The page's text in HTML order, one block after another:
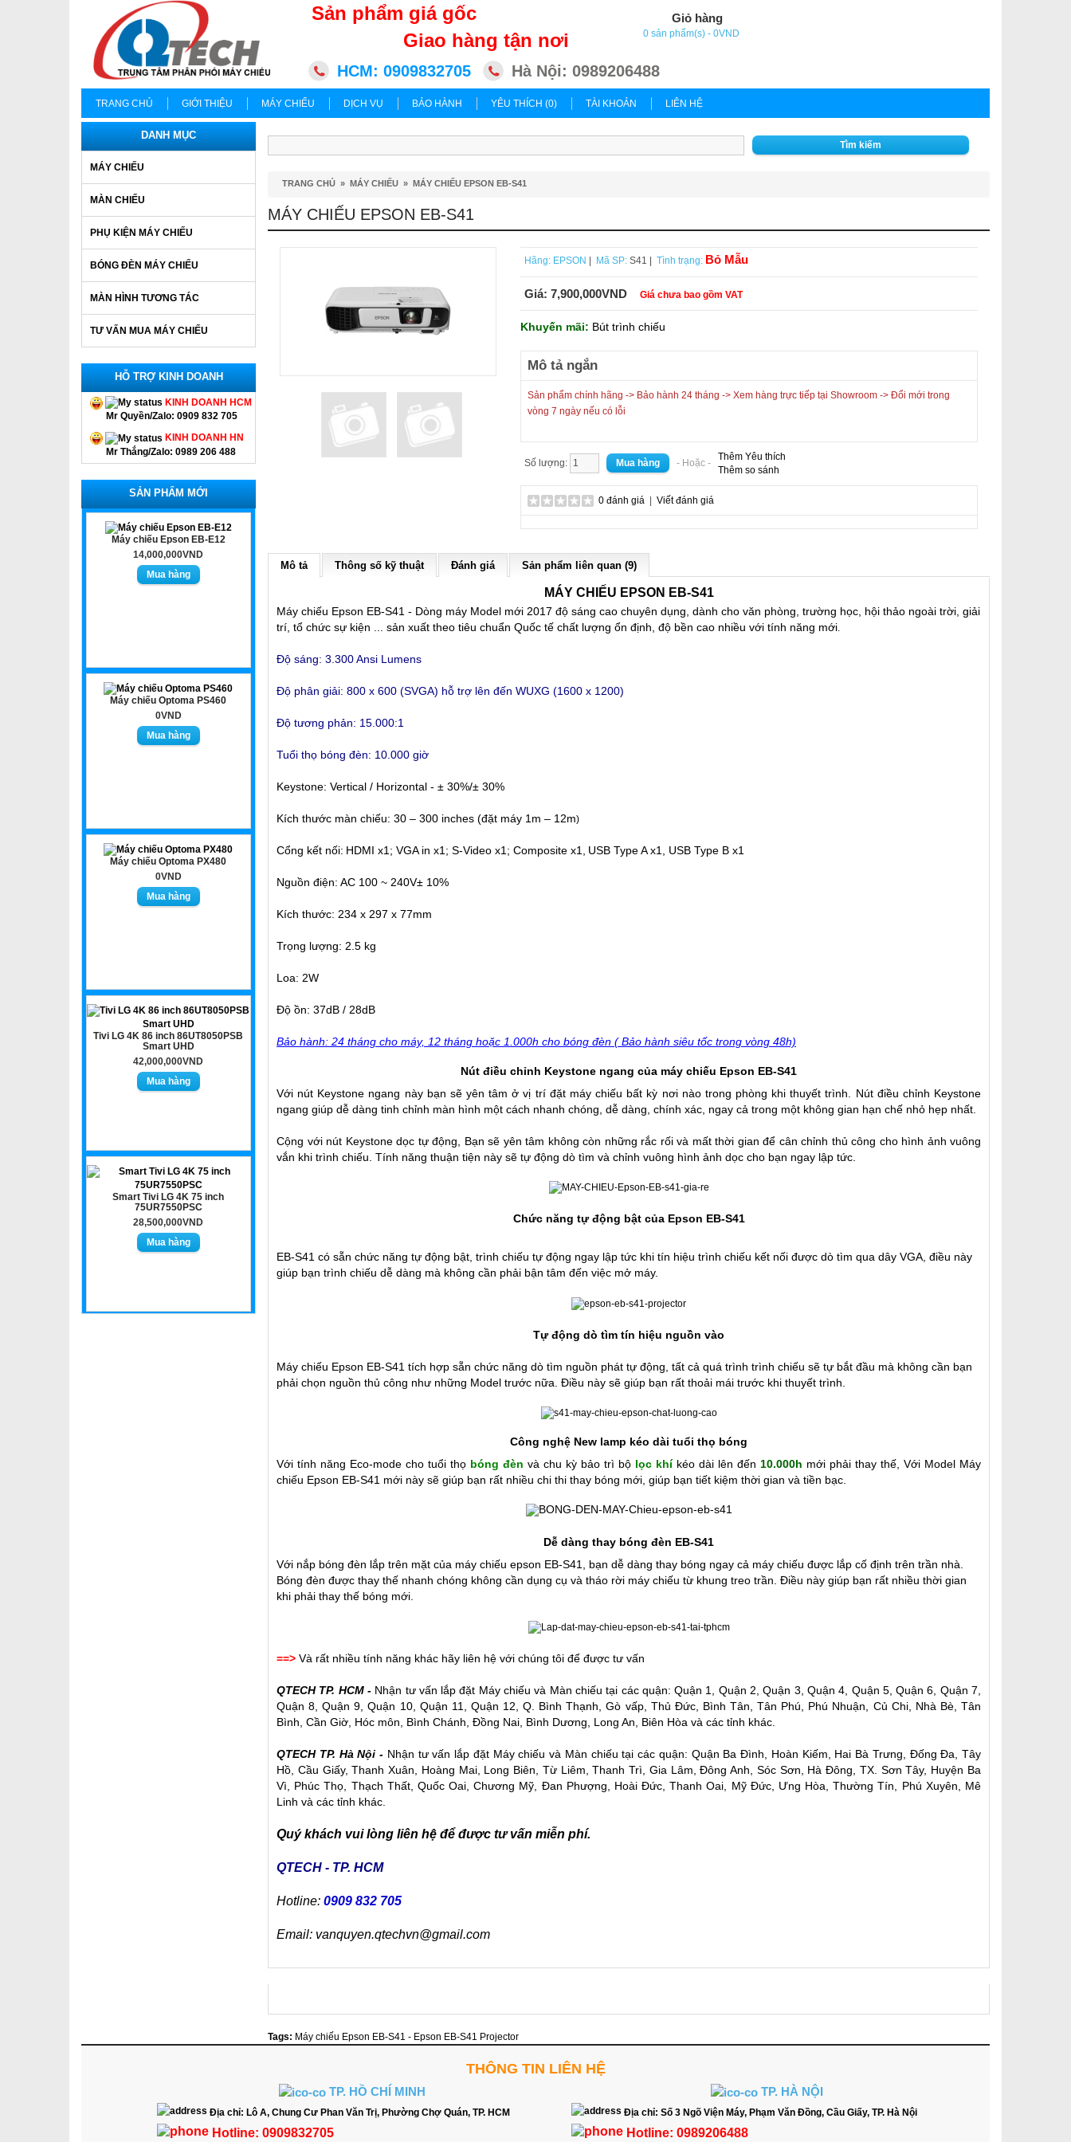
Sản phẩm giá gốc
Giao hàng tận nơi
Giỏ hàng
0 sản phẩm(s) - 0VND
HCM: 0909832705 Hà Nội: 0989206488
TRANG CHỦ GIỚI THIỆU MÁY CHIẾU DỊCH VỤ BẢO HÀNH YÊU THÍCH (0) TÀI KHOẢN LIÊN HỆ
DANH MỤC
MÁY CHIẾU
MÀN CHIẾU
PHỤ KIỆN MÁY CHIẾU
BÓNG ĐÈN MÁY CHIẾU
MÀN HÌNH TƯƠNG TÁC
TƯ VẤN MUA MÁY CHIẾU
HỖ TRỢ KINH DOANH
KINH DOANH HCM
Mr Quyền/Zalo: 0909 832 705
KINH DOANH HN
Mr Thắng/Zalo: 0989 206 488
SẢN PHẨM MỚI
Máy chiếu Epson EB-E12
14,000,000VND
Máy chiếu Optoma PS460
0VND
Máy chiếu Optoma PX480
0VND
Tivi LG 4K 86 inch 86UT8050PSB
Smart UHD
42,000,000VND
Smart Tivi LG 4K 75 inch
75UR7550PSC
28,500,000VND
Tìm kiếm
TRANG CHỦ » MÁY CHIẾU » MÁY CHIẾU EPSON EB-S41
MÁY CHIẾU EPSON EB-S41
Hãng: EPSON Mã SP:S41 | Tình trạng: Bỏ Mẫu
Giá: 7,900,000VND Giá chưa bao gồm VAT
Khuyến mãi: Bút trình chiếu
Mô tả ngắn
Sản phẩm chính hãng -> Bảo hành 24 tháng -> Xem hàng trực tiếp tại Showroom -> Đổi mới trong
vòng 7 ngày nếu có lỗi
Số lượng: - Hoặc -
Thêm Yêu thích
Thêm so sánh
0 đánh giá| Viết đánh giá
Mô tả Thông số kỹ thuật Đánh giá Sản phẩm liên quan (9)
MÁY CHIẾU EPSON EB-S41
Máy chiếu Epson EB-S41 - Dòng máy Model mới 2017 độ sáng cao chuyên dụng, dành cho văn phòng, trường học, hội thảo ngoài trời, giải
trí, tổ chức sự kiện ... sản xuất theo tiêu chuẩn Quốc tế chất lượng ổn định, độ bền cao nhiều với tính năng mới.
Độ sáng: 3.300 Ansi Lumens
Độ phân giải: 800 x 600 (SVGA) hỗ trợ lên đến WUXG (1600 x 1200)
Độ tương phản: 15.000:1
Tuổi thọ bóng đèn: 10.000 giờ
Keystone: Vertical / Horizontal - ± 30%/± 30%
Kích thước màn chiếu: 30 – 300 inches (đặt máy 1m – 12m)
Cổng kết nối: HDMI x1; VGA in x1; S-Video x1; Composite x1, USB Type A x1, USB Type B x1
Nguồn điện: AC 100 ~ 240V± 10%
Kích thước: 234 x 297 x 77mm
Trọng lượng: 2.5 kg
Loa: 2W
Độ ồn: 37dB / 28dB
Bảo hành: 24 tháng cho máy, 12 tháng hoặc 1.000h cho bóng đèn ( Bảo hành siêu tốc trong vòng 48h)
Nút điều chỉnh Keystone ngang của máy chiếu Epson EB-S41
Với nút Keystone ngang này bạn sẽ yên tâm ở vị trí đặt máy chiếu bất kỳ nơi nào trong phòng khi thuyết trình. Nút điều chỉnh Keystone
ngang giúp dễ dàng tinh chỉnh màn hình một cách nhanh chóng, dễ dàng, chính xác, ngay cả trong một không gian hạn chế nhỏ hẹp nhất.
Cộng với nút Keystone dọc tự động, Bạn sẽ yên tâm không còn những rắc rối và mất thời gian để cân chỉnh thủ công cho hình ảnh vuông
vắn khi trình chiếu. Tính năng thuận tiện này sẽ tự động dò tìm và chỉnh vuông hình ảnh dọc cho bạn ngay lập tức.
Chức năng tự động bật của Epson EB-S41
EB-S41 có sẵn chức năng tự động bật, trình chiếu tự động ngay lập tức khi tín hiệu trình chiếu kết nối được dò tìm qua dây VGA, điều này
giúp bạn trình chiếu dễ dàng mà không cần phải bận tâm đến việc mở máy.
Tự động dò tìm tín hiệu nguồn vào
Máy chiếu Epson EB-S41 tích hợp sẵn chức năng dò tìm nguồn phát tự động, tất cả quá trình trình chiếu sẽ tự bắt đầu mà không cần bạn
phải chọn nguồn thủ công như những Model trước nữa. Điều này sẽ giúp bạn rất thoải mái trước khi thuyết trình.
Công nghệ New lamp kéo dài tuổi thọ bóng
Với tính năng Eco-mode cho tuổi thọ bóng đèn và chu kỳ bảo trì bộ lọc khíkéo dài lên đến 10.000h mới phải thay thế, Với Model Máy
chiếu Epson EB-S41 mới này sẽ giúp bạn rất nhiều chi thi thay bóng mới, giúp bạn tiết kiệm thời gian và tiền bạc.
Dễ dàng thay bóng đèn EB-S41
Với nắp bóng đèn lắp trên mặt của máy chiếu epson EB-S41, bạn dễ dàng thay bóng ngay cả máy chiếu được lắp cố định trên trần nhà.
Bóng đèn được thay thế nhanh chóng không cần dụng cụ và tháo rời máy chiếu từ khung treo trần. Điều này giúp bạn rất nhiều thời gian
khi phải thay thế bóng mới.
==> Và rất nhiều tính năng khác hãy liên hệ với chúng tôi để được tư vấn
QTECH TP. HCM - Nhận tư vấn lắp đặt Máy chiếu và Màn chiếu tại các quận: Quận 1, Quận 2, Quận 3, Quận 4, Quận 5, Quận 6, Quận 7,
Quận 8, Quận 9, Quận 10, Quận 11, Quận 12, Q. Bình Thạnh, Gò vấp, Thủ Đức, Bình Tân, Tân Phú, Phú Nhuận, Củ Chi, Nhà Bè, Tân
Bình, Cần Giờ, Hóc môn, Bình Chánh, Đồng Nai, Bình Dương, Long An, Biên Hòa và các tỉnh khác.
QTECH TP. Hà Nội - Nhận tư vấn lắp đặt Máy chiếu và Màn chiếu tại các quận: Quận Ba Đình, Hoàn Kiếm, Hai Bà Trưng, Đống Đa, Tây
Hồ, Cầu Giấy, Thanh Xuân, Hoàng Mai, Long Biên, Từ Liêm, Thanh Trì, Gia Lâm, Đông Anh, Sóc Sơn, Hà Đông, TX. Sơn Tây, Huyện Ba
Vì, Phúc Thọ, Thạch Thất, Quốc Oai, Chương Mỹ, Đan Phượng, Hoài Đức, Thanh Oai, Mỹ Đức, Ưng Hòa, Thường Tín, Phú Xuyên, Mê
Linh và các tỉnh khác.
Quý khách vui lòng liên hệ để được tư vấn miễn phí.
QTECH - TP. HCM
Hotline: 0909 832 705
Email: vanquyen.qtechvn@gmail.com
Tags: Máy chiếu Epson EB-S41 - Epson EB-S41 Projector
THÔNG TIN LIÊN HỆ
TP. HỒ CHÍ MINH
Địa chỉ: Lô A, Chung Cư Phan Văn Trị, Phường Chợ Quán, TP. HCM
Hotline: 0909832705
TP. HÀ NỘI
Địa chỉ: Số 3 Ngõ Viện Máy, Phạm Văn Đồng, Cầu Giấy, TP. Hà Nội
Hotline: 0989206488